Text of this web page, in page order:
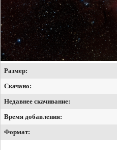
Размер:
Скачано:
Недавнее скачивание:
Время добавления:
Формат: